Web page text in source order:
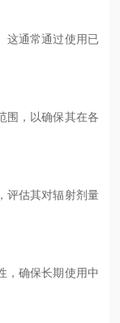
这通常通过使用已
围，以确保其在各
评估其对辐射剂量
，确保长期使用中